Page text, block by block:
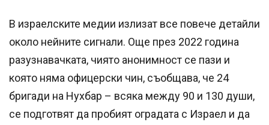
В израелските медии излизат все повече детайли
около нейните сигнали. Още през 2022 година
разузнавачката, чиято анонимност се пази и
която няма офицерски чин, съобщава, че 24
бригади на Нухбар – всяка между 90 и 130 души,
се подготвят да пробият оградата с Израел и да